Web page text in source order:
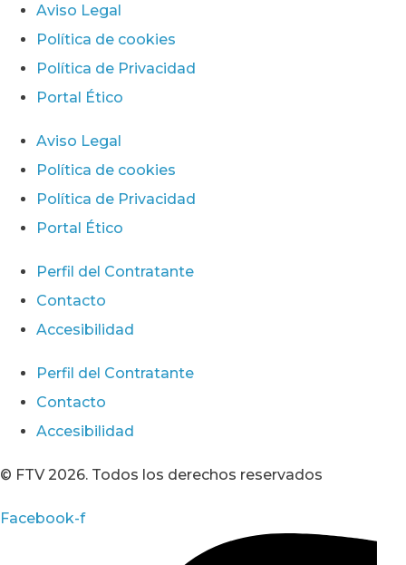
Aviso Legal
Política de cookies
Política de Privacidad
Portal Ético
Aviso Legal
Política de cookies
Política de Privacidad
Portal Ético
Perfil del Contratante
Contacto
Accesibilidad
Perfil del Contratante
Contacto
Accesibilidad
© FTV 2026. Todos los derechos reservados
Facebook-f